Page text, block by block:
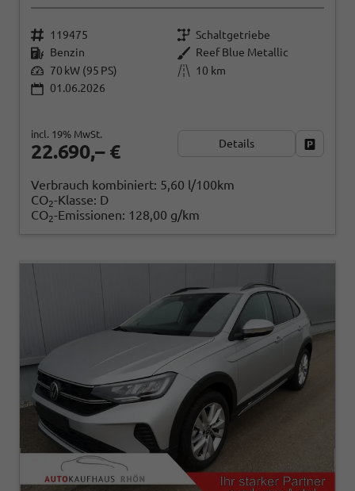
119475
Schaltgetriebe
Benzin
Reef Blue Metallic
70 kW (95 PS)
10 km
01.06.2026
22.690,– €
incl. 19% MwSt.
Details
Verbrauch kombiniert: 5,60 l/100km
CO2-Klasse: D
CO2-Emissionen: 128,00 g/km